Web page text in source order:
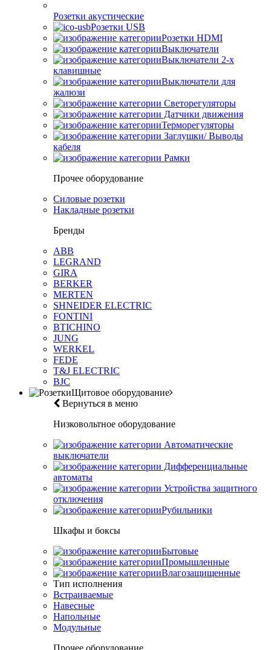
Розетки акустические
Розетки USB
Розетки HDMI
Выключатели
Выключатели 2-х
клавишные
Выключатели для
жалюзи
Светорегуляторы
Датчики движения
Терморегуляторы
Заглушки/ Выводы
кабеля
Рамки
Прочее оборудование
Силовые розетки
Накладные розетки
Бренды
ABB
LEGRAND
GIRA
BERKER
MERTEN
SHNEIDER ELECTRIC
FONTINI
BTICHINO
JUNG
WERKEL
FEDE
T&J ELECTRIC
BJC
Щитовое оборудование
Вернуться в меню
Низковольтное оборудование
Автоматические
выключатели
Дифференциальные
автоматы
Устройства защитного
отключения
Рубильники
Шкафы и боксы
Бытовые
Промышленные
Влагозащищенные
Тип исполнения
Встраиваемые
Навесные
Напольные
Модульные
Прочее оборудование